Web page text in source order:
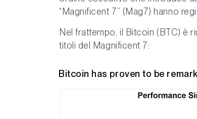
“Magnificent 7” (Mag7) hanno
Nel frattempo, il Bitcoin (BTC) è
titoli del Magnificent 7:
Bitcoin has proven to be